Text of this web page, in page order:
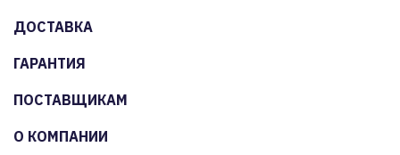
ДОСТАВКА
ГАРАНТИЯ
ПОСТАВЩИКАМ
О КОМПАНИИ